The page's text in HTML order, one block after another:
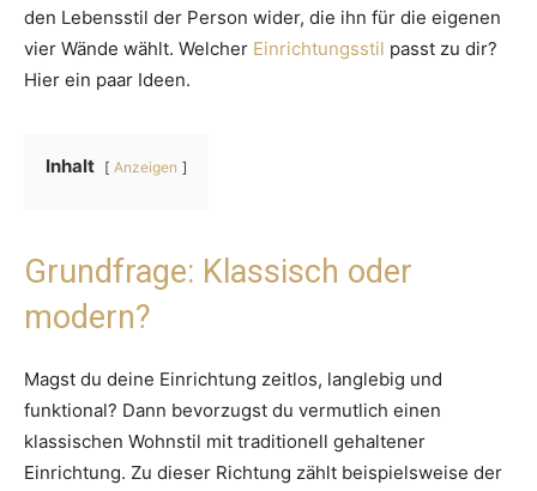
den Lebensstil der Person wider, die ihn für die eigenen
vier Wände wählt. Welcher Einrichtungsstil passt zu dir?
Hier ein paar Ideen.
Inhalt Anzeigen
Grundfrage: Klassisch oder
modern?
Magst du deine Einrichtung zeitlos, langlebig und
funktional? Dann bevorzugst du vermutlich einen
klassischen Wohnstil mit traditionell gehaltener
Einrichtung. Zu dieser Richtung zählt beispielsweise der